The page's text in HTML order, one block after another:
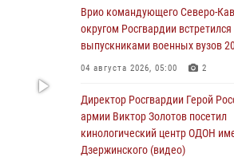
задержал правонарушителя,
подростку травматическим
06 августа 2026, 11:33 1
ликвидирована крупная
06 августа 2026, 11:27
В Москве росгвардейцы
Врио командующего Северо-
округом Росгвардии встретился
выпускниками военных вузов
04 августа 2026, 05:00 2
Директор Росгвардии Герой
армии Виктор Золотов посетил
кинологический центр ОДОН
Дзержинского (видео)